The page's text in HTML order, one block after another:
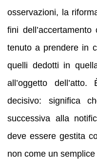
osservazioni, la
fini
tenuto a prendere in
quelli dedotti in
all’oggetto
decisivo: significa
successiva alla
deve essere gestita
non come un semplice